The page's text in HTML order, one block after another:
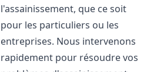
l'assainissement, que ce soit
pour les particuliers ou les
entreprises. Nous intervenons
rapidement pour résoudre vos